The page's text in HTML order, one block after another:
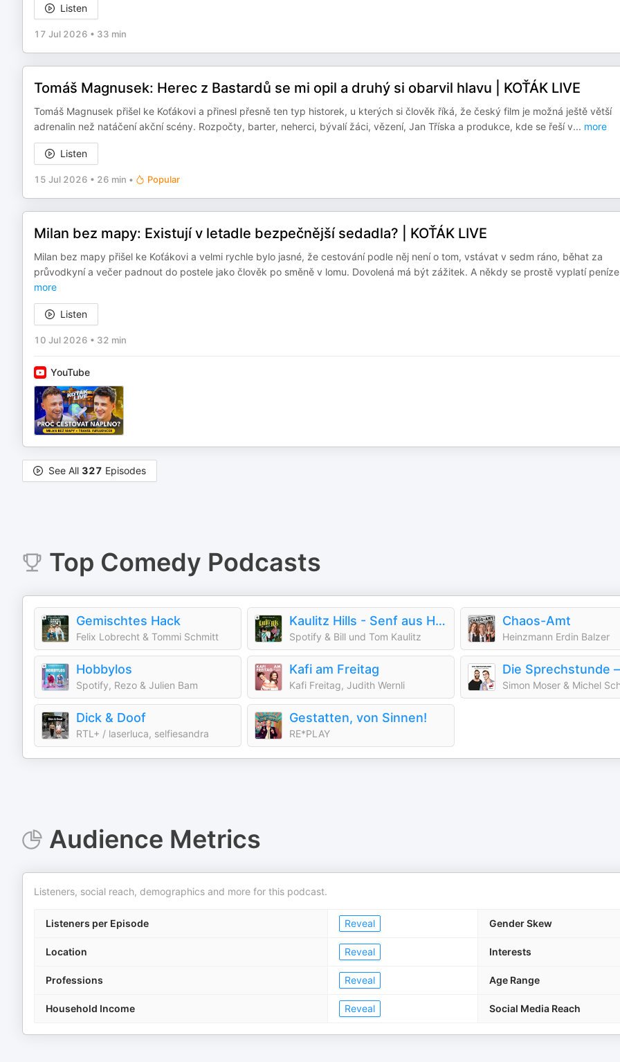
Listen
17 Jul 2026 • 33 min
Tomáš Magnusek: Herec z Bastardů se mi opil a druhý si obarvil hlavu | KOŤÁK LIVE
Tomáš Magnusek přišel ke Koťákovi a přinesl přesně ten typ historek, u kterých si člověk říká, že český film je možná ještě větší
adrenalin než natáčení akční scény. Rozpočty, barter, neherci, bývalí žáci, vězení, Jan Tříska a produkce, kde se řeší v... more
Listen
15 Jul 2026 • 26 min • Popular
Milan bez mapy: Existují v letadle bezpečnější sedadla? | KOŤÁK LIVE
Milan bez mapy přišel ke Koťákovi a velmi rychle bylo jasné, že cestování podle něj není o tom, vstávat v sedm ráno, běhat za
průvodkyní a večer padnout do postele jako člověk po směně v lomu. Dovolená má být zážitek. A někdy se prostě vyplatí peníze
more
Listen
10 Jul 2026 • 32 min
YouTube
See All 327 Episodes
Top Comedy Podcasts
Gemischtes Hack
Felix Lobrecht & Tommi Schmitt
Kaulitz Hills - Senf aus Hollywood
Spotify & Bill und Tom Kaulitz
Chaos-Amt
Heinzmann Erdin Balzer
Hobbylos
Spotify, Rezo & Julien Bam
Kafi am Freitag
Kafi Freitag, Judith Wernli Simon Moser & Michel
Dick & Doof
RTL+ / laserluca, selfiesandra
Gestatten, von Sinnen!
RE*PLAY
Audience Metrics
Listeners, social reach, demographics and more for this podcast.
Listeners per Episode Reveal Gender Skew
Location Reveal Interests
Professions Reveal Age Range
Household Income Reveal Social Media Reach